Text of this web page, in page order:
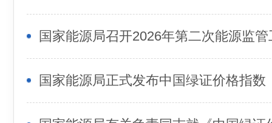
国家能源局召开2026年第二次能源监
国家能源局正式发布中国绿证价格指数